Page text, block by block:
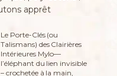
Le Porte-Clés (ou
Talismans) des Clairières
Intérieures Mylo—
l’éléphant du lien invisible
– crochetée à la main,